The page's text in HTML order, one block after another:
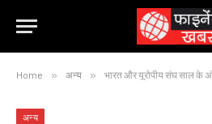
Home » अन्य » भारत और यूरोपीय संघ साल के अंत तक
अन्य